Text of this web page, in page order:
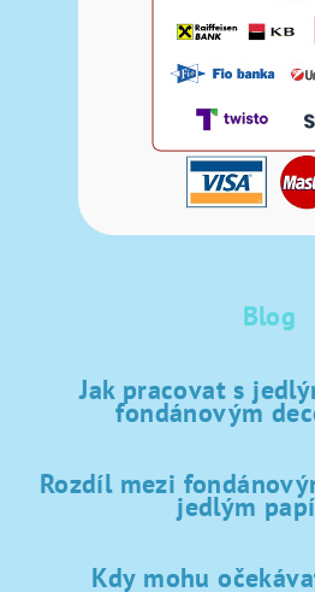
Blog
Jak pracovat s
fondánovým
Rozdíl mezi
jedlým
Kdy mohu